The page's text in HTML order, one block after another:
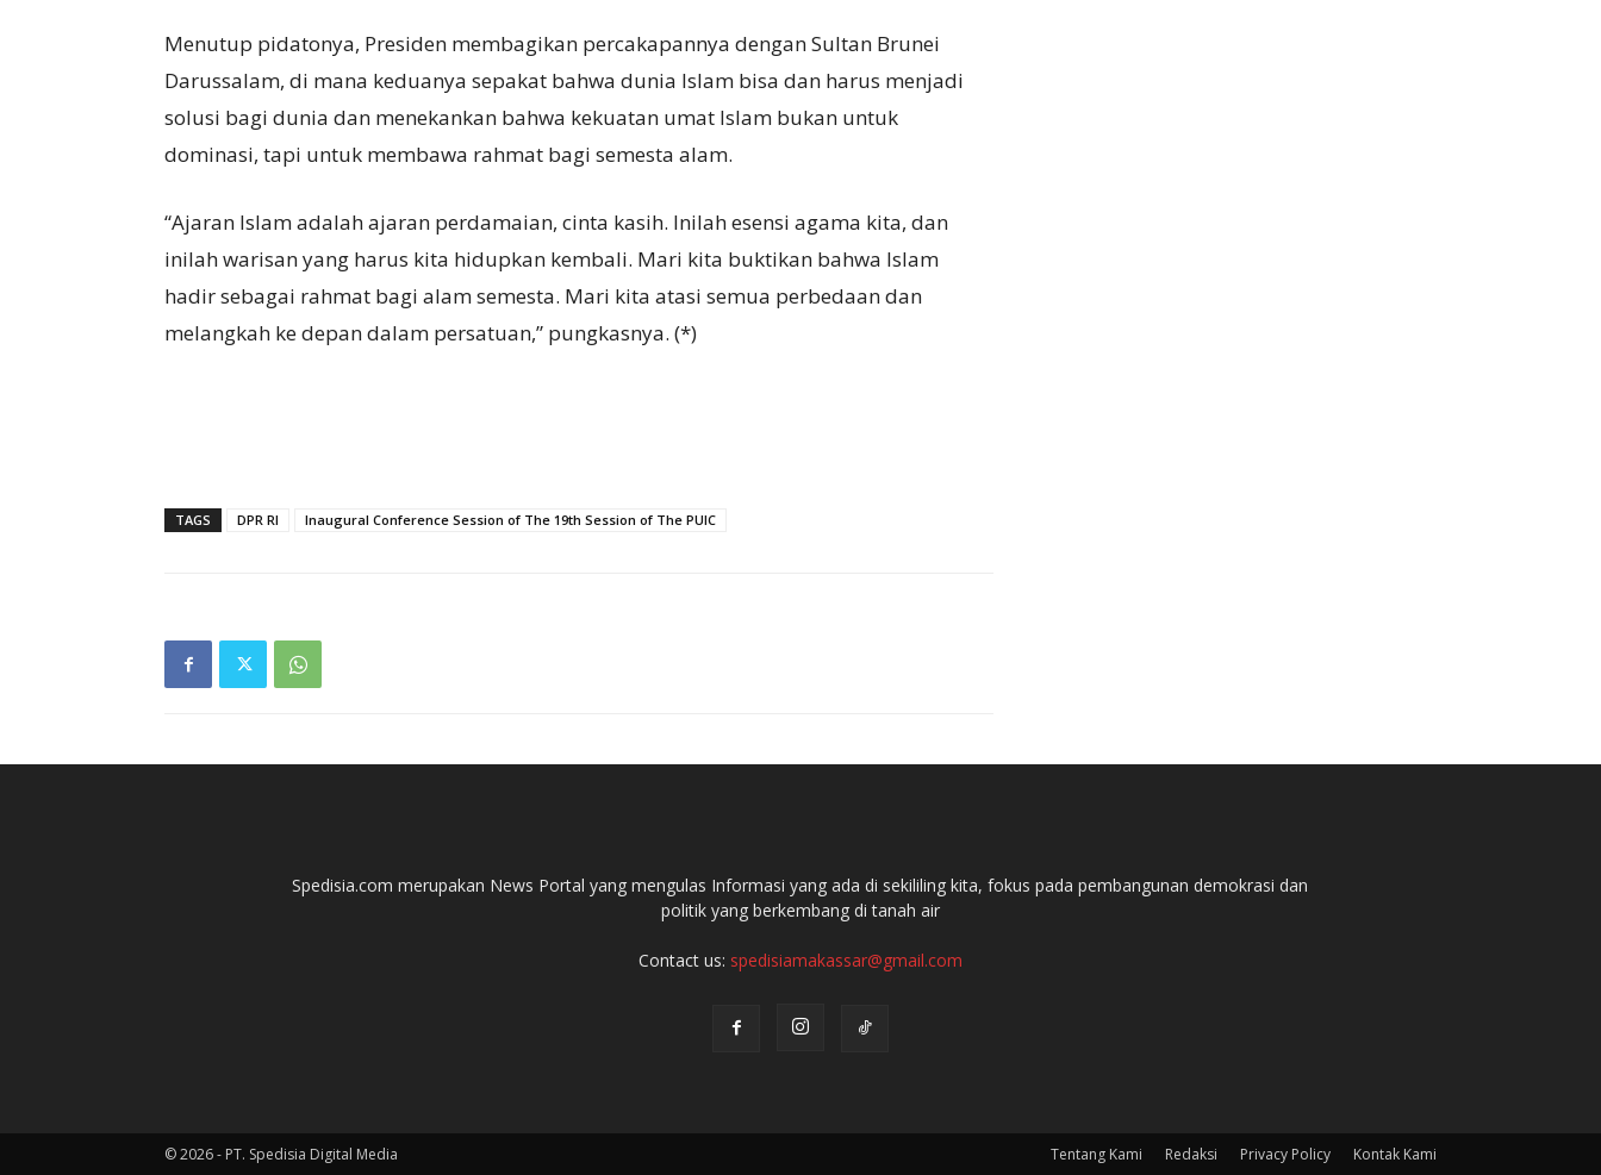
Menutup pidatonya, Presiden membagikan percakapannya dengan Sultan Brunei
Darussalam, di mana keduanya sepakat bahwa dunia Islam bisa dan harus menjadi
solusi bagi dunia dan menekankan bahwa kekuatan umat Islam bukan untuk
dominasi, tapi untuk membawa rahmat bagi semesta alam.
“Ajaran Islam adalah ajaran perdamaian, cinta kasih. Inilah esensi agama kita, dan
inilah warisan yang harus kita hidupkan kembali. Mari kita buktikan bahwa Islam
hadir sebagai rahmat bagi alam semesta. Mari kita atasi semua perbedaan dan
melangkah ke depan dalam persatuan,” pungkasnya. (*)
TAGS DPR RI Inaugural Conference Session of The 19th Session of The PUIC
Spedisia.com merupakan News Portal yang mengulas Informasi yang ada di sekililing kita, fokus pada pembangunan demokrasi dan
politik yang berkembang di tanah air
Contact us: spedisiamakassar@gmail.com
Tentang Kami Redaksi Privacy Policy Kontak Kami
© 2026 - PT. Spedisia Digital Media